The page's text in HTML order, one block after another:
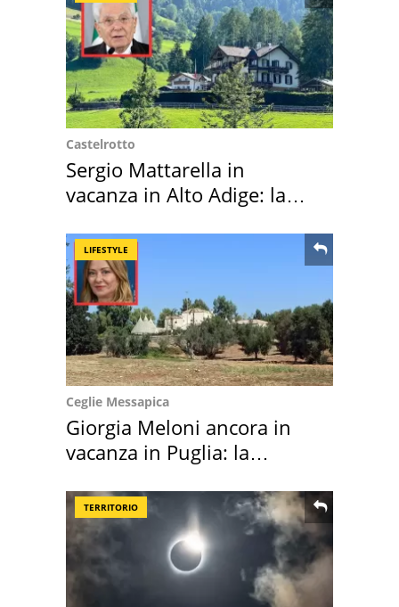
Castelrotto
Sergio Mattarella in
vacanza in Alto Adige: la
LIFESTYLE
Ceglie Messapica
Giorgia Meloni ancora in
vacanza in Puglia: la
TERRITORIO